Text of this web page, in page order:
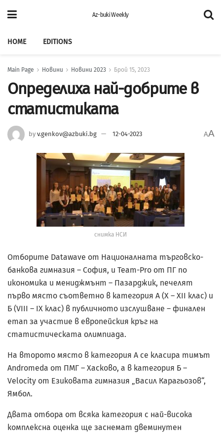
Az-buki Weekly
HOME EDITIONS
Main Page Новини Новини 2023 Брой 15, 2023
Определиха най-добрите в
статистиката
by v.genkov@azbuki.bg 12-04-2023 AA
снимка НСИ
Отборите Datawave от Националната търговско-
банкова гимназия – София, и Team-Pro от ПГ по
икономика и мениджмънт – Пазарджик, печелят
първо място съответно в категория А (X – XII клас) и
Б (VIII – IX клас) в публичното изслушване – финален
етап за участие в европейския кръг на
статистическата олимпиада.
На второто място в категория А се класира тимът
Andromeda от ПМГ – Хасково, а в категория Б –
Velocity от Езиковата гимназия „Васил Карагьозов“,
Ямбол.
Двата отбора от всяка категория с най-висока
комплексна оценка ще заснемат двеминутен